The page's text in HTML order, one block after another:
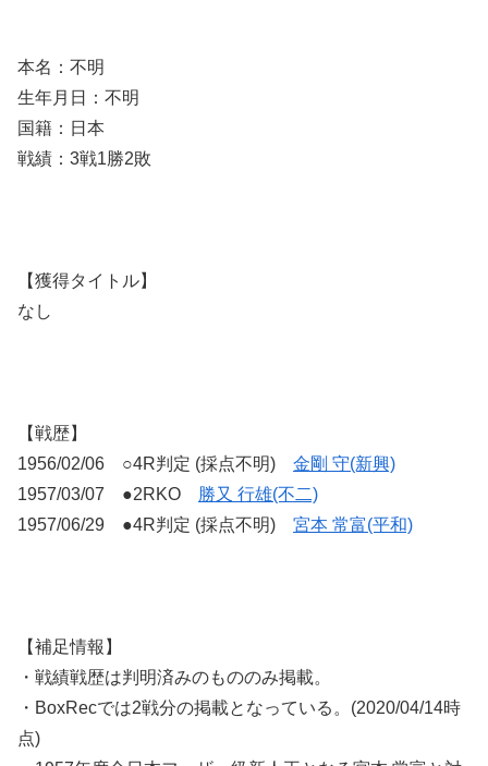
本名：不明
生年月日：不明
国籍：日本
戦績：3戦1勝2敗
【獲得タイトル】
なし
【戦歴】
1956/02/06 ○4R判定 (採点不明) 金剛 守(新興)
1957/03/07 ●2RKO 勝又 行雄(不二)
1957/06/29 ●4R判定 (採点不明) 宮本 常富(平和)
【補足情報】
・戦績戦歴は判明済みのもののみ掲載。
・BoxRecでは2戦分の掲載となっている。(2020/04/14時
点)